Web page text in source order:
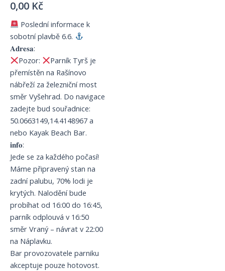
0,00 Kč
Poslední informace k
sobotní plavbě 6.6.
𝐀𝐝𝐫𝐞𝐬𝐚:
Pozor:
Parník Tyrš je
přemístěn na Rašínovo
nábřeží za železniční most
směr Vyšehrad. Do navigace
zadejte bud souřadnice:
50.0663149,14.4148967 a
nebo Kayak Beach Bar.
𝐢𝐧𝐟𝐨:
Jede se za každého počasí!
Máme připravený stan na
zadní palubu, 70% lodi je
krytých. Nalodění bude
probíhat od 16:00 do 16:45,
parník odplouvá v 16:50
směr Vraný – návrat v 22:00
na Náplavku.
Bar provozovatele parniku
akceptuje pouze hotovost.